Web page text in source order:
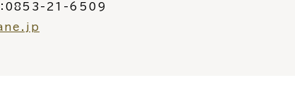
：0853-21-6509